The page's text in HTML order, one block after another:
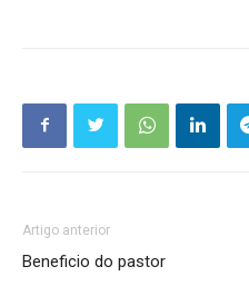
Artigo anterior
Beneficio do pastor